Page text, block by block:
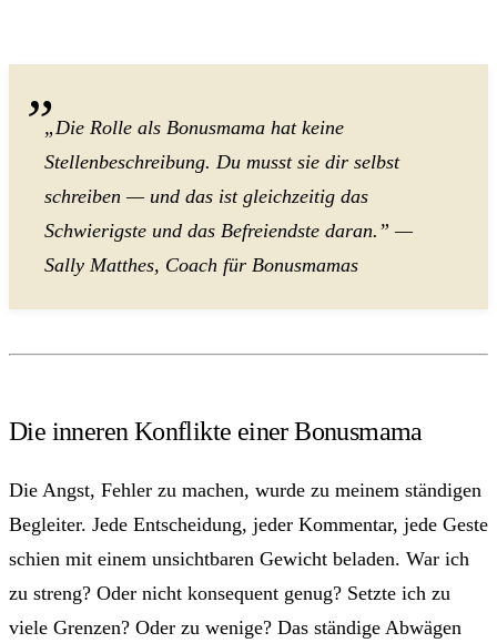
„Die Rolle als Bonusmama hat keine
Stellenbeschreibung. Du musst sie dir selbst
schreiben — und das ist gleichzeitig das
Schwierigste und das Befreiendste daran.” —
Sally Matthes, Coach für Bonusmamas
Die inneren Konflikte einer Bonusmama
Die Angst, Fehler zu machen, wurde zu meinem ständigen
Begleiter. Jede Entscheidung, jeder Kommentar, jede Geste
schien mit einem unsichtbaren Gewicht beladen. War ich
zu streng? Oder nicht konsequent genug? Setzte ich zu
viele Grenzen? Oder zu wenige? Das ständige Abwägen